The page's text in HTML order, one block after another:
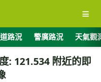
≡
路況 警廣路況 天氣觀
: 121.534 附近的即